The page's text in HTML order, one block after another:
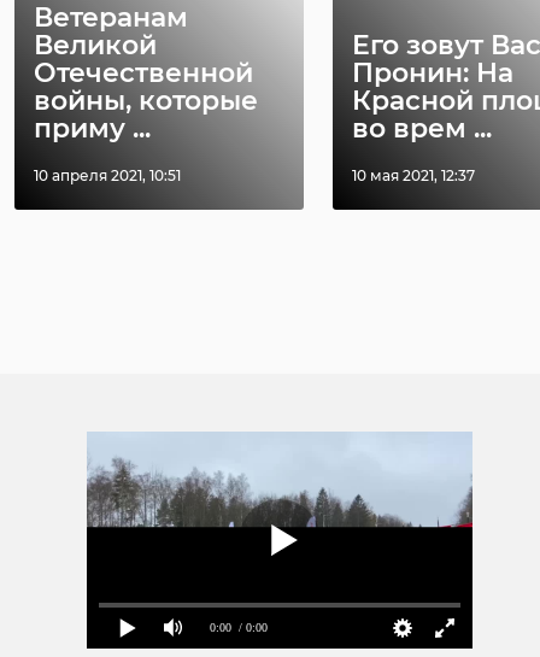
Ветеранам
Великой
Отечественной
войны, которые
приму ...
10 апреля 2021, 10:51
Его зовут
Пронин: На
Красной
во врем ...
10 мая 2021, 12:37
0:00 / 0:00
27 февраля, 14:13